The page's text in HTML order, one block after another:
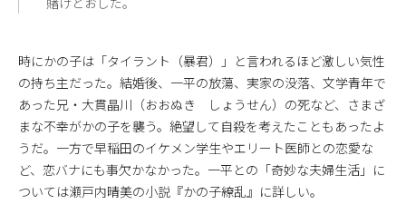
時にかの子は「タイラント（暴君）」と言われるほど激しい気性
の持ち主だった。結婚後、一平の放蕩、実家の没落、文学青年で
あった兄・大貫晶川（おおぬき しょうせん）の死など、さまざ
まな不幸がかの子を襲う。絶望して自殺を考えたこともあったよ
うだ。一方で早稲田のイケメン学生やエリート医師との恋愛な
ど、恋バナにも事欠かなかった。一平との「奇妙な夫婦生活」に
ついては瀬戸内晴美の小説『かの子繚乱』に詳しい。